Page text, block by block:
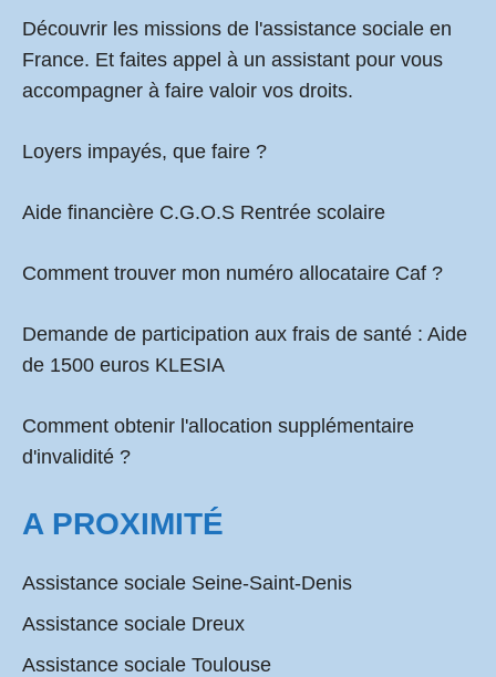
Découvrir les missions de l'assistance sociale en
France. Et faites appel à un assistant pour vous
accompagner à faire valoir vos droits.
Loyers impayés, que faire ?
Aide financière C.G.O.S Rentrée scolaire
Comment trouver mon numéro allocataire Caf ?
Demande de participation aux frais de santé : Aide
de 1500 euros KLESIA
Comment obtenir l'allocation supplémentaire
d'invalidité ?
A PROXIMITÉ
Assistance sociale Seine-Saint-Denis
Assistance sociale Dreux
Assistance sociale Toulouse